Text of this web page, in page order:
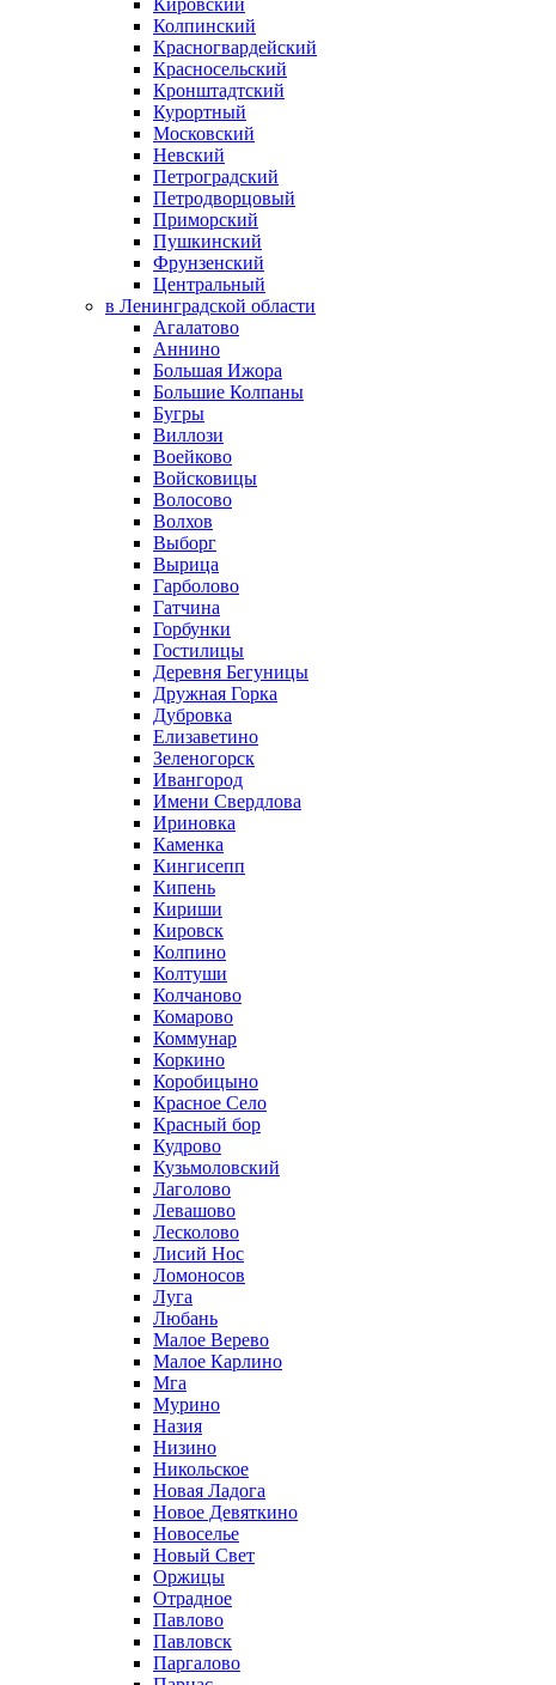
Кировский
Колпинский
Красногвардейский
Красносельский
Кронштадтский
Курортный
Московский
Невский
Петроградский
Петродворцовый
Приморский
Пушкинский
Фрунзенский
Центральный
в Ленинградской области
Агалатово
Аннино
Большая Ижора
Большие Колпаны
Бугры
Виллози
Воейково
Войсковицы
Волосово
Волхов
Выборг
Вырица
Гарболово
Гатчина
Горбунки
Гостилицы
Деревня Бегуницы
Дружная Горка
Дубровка
Елизаветино
Зеленогорск
Ивангород
Имени Свердлова
Ириновка
Каменка
Кингисепп
Кипень
Кириши
Кировск
Колпино
Колтуши
Колчаново
Комарово
Коммунар
Коркино
Коробицыно
Красное Село
Красный бор
Кудрово
Кузьмоловский
Лаголово
Левашово
Лесколово
Лисий Нос
Ломоносов
Луга
Любань
Малое Верево
Малое Карлино
Мга
Мурино
Назия
Низино
Никольское
Новая Ладога
Новое Девяткино
Новоселье
Новый Свет
Оржицы
Отрадное
Павлово
Павловск
Паргалово